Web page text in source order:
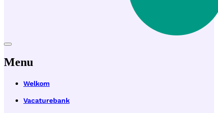
Menu
Welkom
Vacaturebank